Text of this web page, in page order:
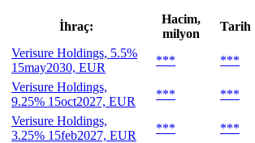
İhraç:
Hacim,
milyon
Tarih
Verisure Holdings, 5.5%
15may2030, EUR
*** ***
Verisure Holdings,
9.25% 15oct2027, EUR
*** ***
Verisure Holdings,
3.25% 15feb2027, EUR
*** ***